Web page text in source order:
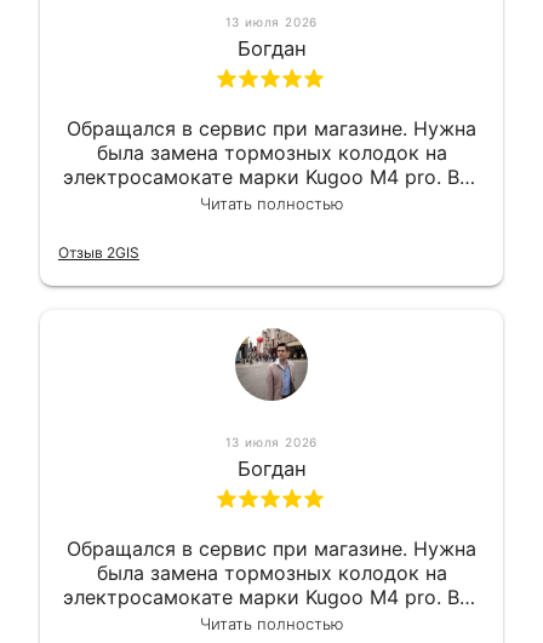
13 июля 2026
Богдан
Обращался в сервис при магазине. Нужна
была замена тормозных колодок на
электросамокате марки Kugoo M4 pro. Всё
сделали в лучшем виде и в максимально
гарантии, поэтому и обратился в этот
Читать полностью
Отзыв 2GIS
13 июля 2026
Богдан
Обращался в сервис при магазине. Нужна
была замена тормозных колодок на
электросамокате марки Kugoo M4 pro. Всё
сделали в лучшем виде и в максимально
Читать полностью